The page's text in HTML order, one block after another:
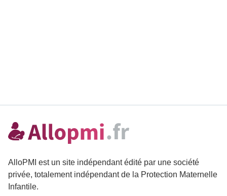
AlloPMI est un site indépendant édité par une société
privée, totalement indépendant de la Protection Maternelle
Infantile.